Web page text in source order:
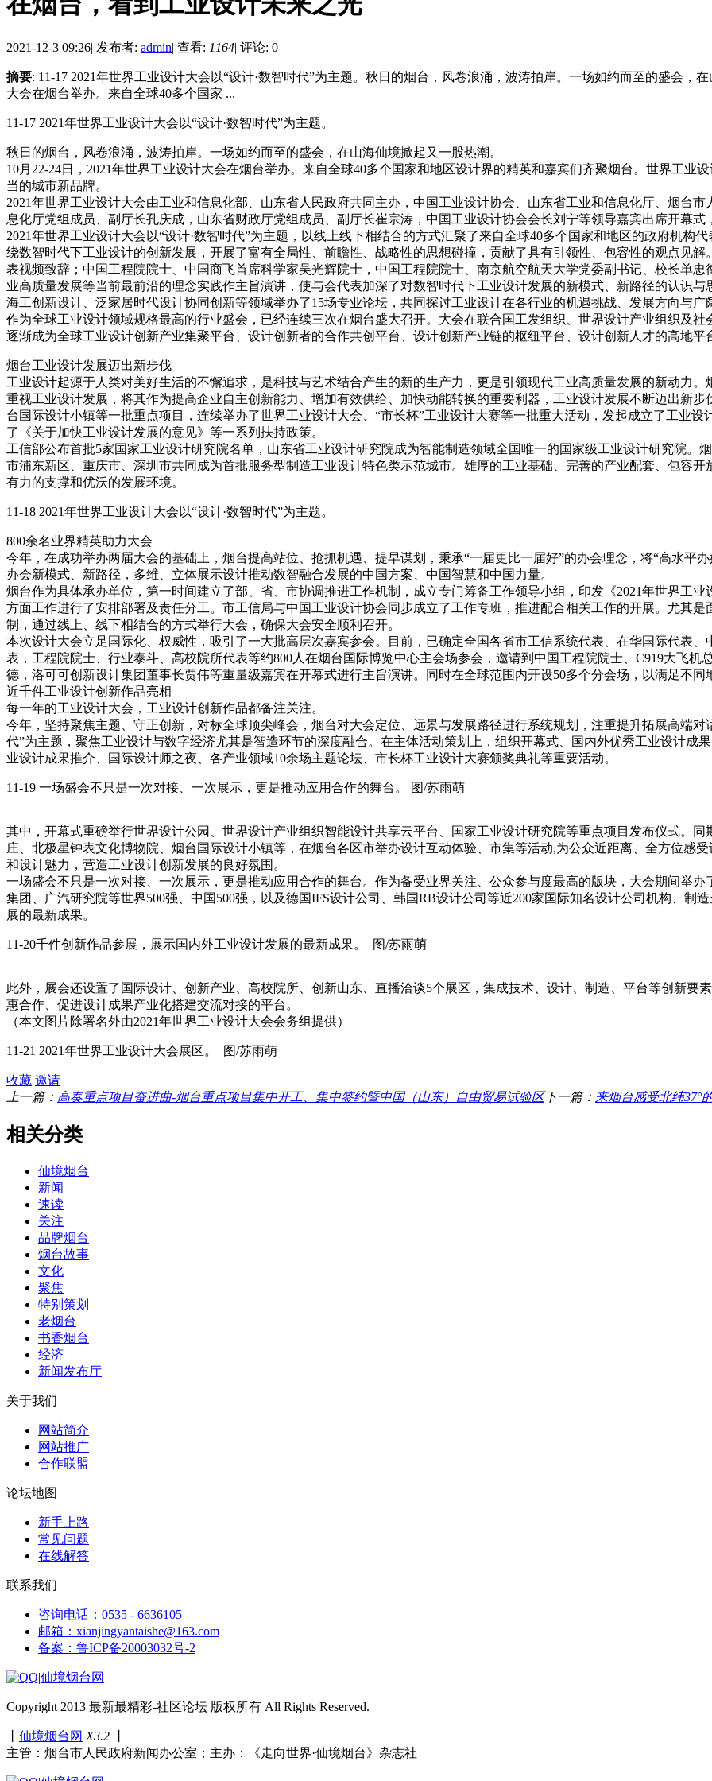
2021-12-3 09:26| 发布者: admin| 查看: 1164| 评论: 0
摘要: 11-17 2021年世界工业设计大会以“设计·数智时代”为主题。秋日的烟台，风卷浪涌，波涛拍岸。一场如约而至的盛会，
大会在烟台举办。来自全球40多个国家 ...
11-17 2021年世界工业设计大会以“设计·数智时代”为主题。
秋日的烟台，风卷浪涌，波涛拍岸。一场如约而至的盛会，在山海仙境掀起又一股热潮。
10月22-24日，2021年世界工业设计大会在烟台举办。来自全球40多个国家和地区设计界的精英和嘉宾们齐聚烟台。世界工业
当的城市新品牌。
2021年世界工业设计大会由工业和信息化部、山东省人民政府共同主办，中国工业设计协会、山东省工业和信息化厅、烟台
息化厅党组成员、副厅长孔庆成，山东省财政厅党组成员、副厅长崔宗涛，中国工业设计协会会长刘宁等领导嘉宾出席开幕式
2021年世界工业设计大会以“设计·数智时代”为主题，以线上线下相结合的方式汇聚了来自全球40多个国家和地区的政府机构
绕数智时代下工业设计的创新发展，开展了富有全局性、前瞻性、战略性的思想碰撞，贡献了具有引领性、包容性的观点见
表视频致辞；中国工程院院士、中国商飞首席科学家吴光辉院士，中国工程院院士、南京航空航天大学党委副书记、校长单
业高质量发展等当前最前沿的理念实践作主旨演讲，使与会代表加深了对数智时代下工业设计发展的新模式、新路径的认识
海工创新设计、泛家居时代设计协同创新等领域举办了15场专业论坛，共同探讨工业设计在各行业的机遇挑战、发展方向与广
作为全球工业设计领域规格最高的行业盛会，已经连续三次在烟台盛大召开。大会在联合国工发组织、世界设计产业组织及
逐渐成为全球工业设计创新产业集聚平台、设计创新者的合作共创平台、设计创新产业链的枢纽平台、设计创新人才的高地平
烟台工业设计发展迈出新步伐
工业设计起源于人类对美好生活的不懈追求，是科技与艺术结合产生的新的生产力，更是引领现代工业高质量发展的新动力
重视工业设计发展，将其作为提高企业自主创新能力、增加有效供给、加快动能转换的重要利器，工业设计发展不断迈出新
台国际设计小镇等一批重点项目，连续举办了世界工业设计大会、“市长杯”工业设计大赛等一批重大活动，发起成立了工业
了《关于加快工业设计发展的意见》等一系列扶持政策。
工信部公布首批5家国家工业设计研究院名单，山东省工业设计研究院成为智能制造领域全国唯一的国家级工业设计研究院。
市浦东新区、重庆市、深圳市共同成为首批服务型制造工业设计特色类示范城市。雄厚的工业基础、完善的产业配套、包容
有力的支撑和优沃的发展环境。
11-18 2021年世界工业设计大会以“设计·数智时代”为主题。
800余名业界精英助力大会
今年，在成功举办两届大会的基础上，烟台提高站位、抢抓机遇、提早谋划，秉承“一届更比一届好”的办会理念，将“高水平
办会新模式、新路径，多维、立体展示设计推动数智融合发展的中国方案、中国智慧和中国力量。
烟台作为具体承办单位，第一时间建立了部、省、市协调推进工作机制，成立专门筹备工作领导小组，印发《2021年世界工
方面工作进行了安排部署及责任分工。市工信局与中国工业设计协会同步成立了工作专班，推进配合相关工作的开展。尤其
制，通过线上、线下相结合的方式举行大会，确保大会安全顺利召开。
本次设计大会立足国际化、权威性，吸引了一大批高层次嘉宾参会。目前，已确定全国各省市工信系统代表、在华国际代表
表，工程院院士、行业泰斗、高校院所代表等约800人在烟台国际博览中心主会场参会，邀请到中国工程院院士、C919大飞
德，洛可可创新设计集团董事长贾伟等重量级嘉宾在开幕式进行主旨演讲。同时在全球范围内开设50多个分会场，以满足不同
近千件工业设计创新作品亮相
每一年的工业设计大会，工业设计创新作品都备注关注。
今年，坚持聚焦主题、守正创新，对标全球顶尖峰会，烟台对大会定位、远景与发展路径进行系统规划，注重提升拓展高端
代”为主题，聚焦工业设计与数字经济尤其是智造环节的深度融合。在主体活动策划上，组织开幕式、国内外优秀工业设计成
业设计成果推介、国际设计师之夜、各产业领域10余场主题论坛、市长杯工业设计大赛颁奖典礼等重要活动。
11-19 一场盛会不只是一次对接、一次展示，更是推动应用合作的舞台。 图/苏雨萌
其中，开幕式重磅举行世界设计公园、世界设计产业组织智能设计共享云平台、国家工业设计研究院等重点项目发布仪式。
庄、北极星钟表文化博物院、烟台国际设计小镇等，在烟台各区市举办设计互动体验、市集等活动,为公众近距离、全方位感
和设计魅力，营造工业设计创新发展的良好氛围。
一场盛会不只是一次对接、一次展示，更是推动应用合作的舞台。作为备受业界关注、公众参与度最高的版块，大会期间举
集团、广汽研究院等世界500强、中国500强，以及德国IFS设计公司、韩国RB设计公司等近200家国际知名设计公司机构、制
展的最新成果。
11-20千件创新作品参展，展示国内外工业设计发展的最新成果。 图/苏雨萌
此外，展会还设置了国际设计、创新产业、高校院所、创新山东、直播洽谈5个展区，集成技术、设计、制造、平台等创新要
惠合作、促进设计成果产业化搭建交流对接的平台。
（本文图片除署名外由2021年世界工业设计大会会务组提供）
11-21 2021年世界工业设计大会展区。 图/苏雨萌
收藏 邀请
上一篇： 高奏重点项目奋进曲-烟台重点项目集中开工、集中签约暨中国（山东）自由贸易试验区下一篇： 来烟台感受北纬37°
相关分类
仙境烟台
新闻
速读
关注
品牌烟台
烟台故事
文化
聚焦
特别策划
老烟台
书香烟台
经济
新闻发布厅
关于我们
网站简介
网站推广
合作联盟
论坛地图
新手上路
常见问题
在线解答
联系我们
咨询电话：0535 - 6636105
邮箱：xianjingyantaishe@163.com
备案：鲁ICP备20003032号-2
|仙境烟台网
Copyright 2013 最新最精彩-社区论坛 版权所有 All Rights Reserved.
仙境烟台网 X3.2
主管：烟台市人民政府新闻办公室；主办：《走向世界·仙境烟台》杂志社